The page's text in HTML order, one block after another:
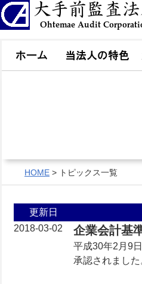
HOME > トピックス一覧
更新日
2018-03-02
企業会計基
平成30年2月9
承認されました